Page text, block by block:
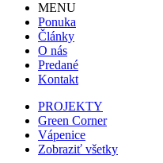
MENU
Ponuka
Články
O nás
Predané
Kontakt
PROJEKTY
Green Corner
Vápenice
Zobraziť všetky